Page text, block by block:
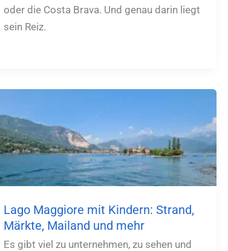
oder die Costa Brava. Und genau darin liegt
sein Reiz.
Lago Maggiore mit Kindern: Strand,
Märkte, Mailand und mehr
Es gibt viel zu unternehmen, zu sehen und